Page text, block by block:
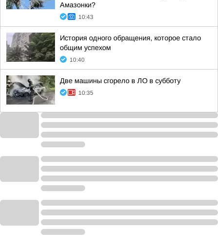
Амазонки?
10:43
История одного обращения, которое стало
общим успехом
10:40
Две машины сгорело в ЛО в субботу
10:35